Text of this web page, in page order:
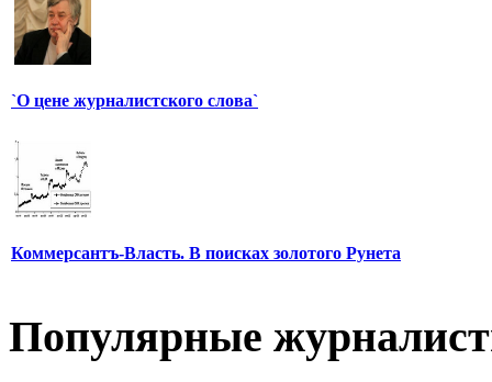
`О цене журналистского слова`
Коммерсантъ-Власть. В поисках золотого Рунета
Популярные